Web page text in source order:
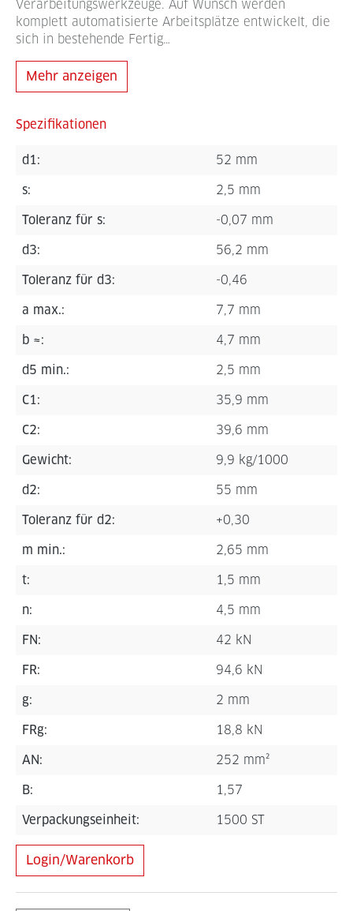
Verarbeitungswerkzeuge. Auf Wunsch werden
komplett automatisierte Arbeitsplätze entwickelt, die
sich in bestehende Fertig…
Mehr anzeigen
Spezifikationen
d1: 52 mm
s: 2,5 mm
Toleranz für s: -0,07 mm
d3: 56,2 mm
Toleranz für d3: -0,46
a max.: 7,7 mm
b ≈: 4,7 mm
d5 min.: 2,5 mm
C1: 35,9 mm
C2: 39,6 mm
Gewicht: 9,9 kg/1000
d2: 55 mm
Toleranz für d2: +0,30
m min.: 2,65 mm
t: 1,5 mm
n: 4,5 mm
FN: 42 kN
FR: 94,6 kN
g: 2 mm
FRg: 18,8 kN
AN: 252 mm²
B: 1,57
Verpackungseinheit: 1500 ST
Login/Warenkorb